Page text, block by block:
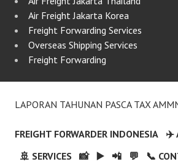
Air Freight Jakarta Korea
Freight Forwarding Services
Overseas Shipping Services
Freight Forwarding
LAPORAN TAHUNAN PASCA TAX
FREIGHT FORWARDER INDONESIA
✈️
🚢 SERVICES
📸 ▶️ 📲 💬 📞